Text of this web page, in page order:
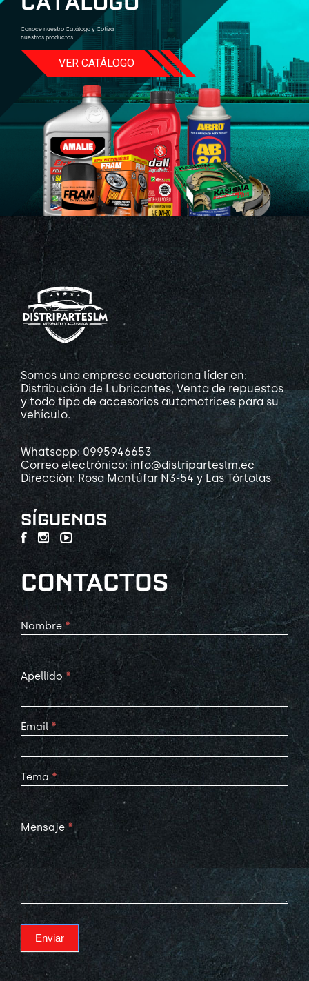
Conoce nuestro Catálogo y Cotiza
nuestros productos.
VER CATÁLOGO
Somos una empresa ecuatoriana líder en:
Distribución de Lubricantes, Venta de repuestos
y todo tipo de accesorios automotrices para su
vehículo.
Whatsapp: 0995946653
Correo electrónico: info@distriparteslm.ec
Dirección: Rosa Montúfar N3-54 y Las Tórtolas
SÍGUENOS
CONTACTOS
Contact
Us
Nombre *
Apellido *
Email *
Tema *
Mensaje *
Enviar